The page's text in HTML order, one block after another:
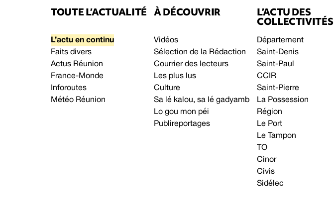
TOUTE L’ACTUALITÉ
L’actu en continu
Faits divers
Actus Réunion
France-Monde
Inforoutes
Météo Réunion
À DÉCOUVRIR
Vidéos
Sélection de la Rédaction
Courrier des lecteurs
Les plus lus
Culture
Sa lé kalou, sa lé gadyamb
Lo gou mon péi
Publireportages
L’ACTU DES
COLLECTIVITÉS
Département
Saint-Denis
Saint-Paul
CCIR
Saint-Pierre
La Possession
Région
Le Port
Le Tampon
TO
Cinor
Civis
Sidélec